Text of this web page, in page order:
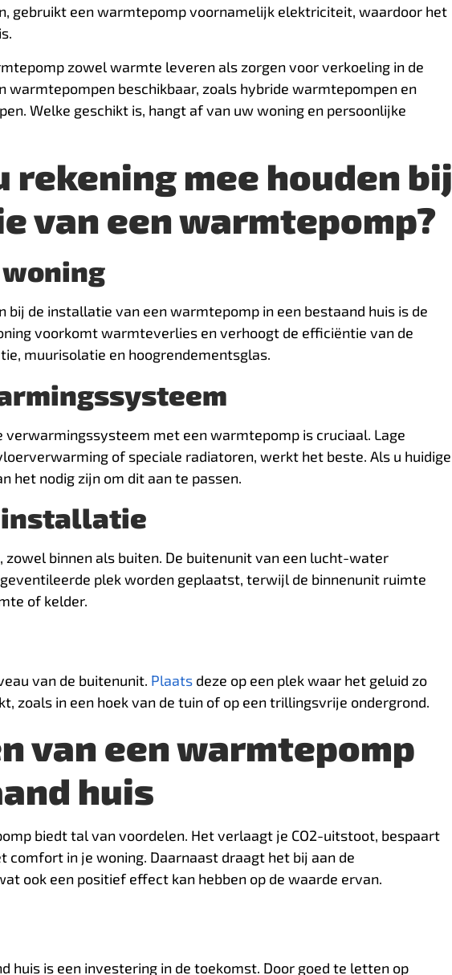
gebruikt een warmtepomp voornamelijk elektriciteit, waardoor het
zowel warmte leveren als zorgen voor verkoeling in de
warmtepompen beschikbaar, zoals hybride warmtepompen en
Welke geschikt is, hangt af van uw woning en persoonlijke
rekening mee houden bij
van een warmtepomp?
bij de installatie van een warmtepomp in een bestaand huis is de
voorkomt warmteverlies en verhoogt de efficiëntie van de
muurisolatie en hoogrendementsglas.
met een warmtepomp is cruciaal. Lage
of speciale radiatoren, werkt het beste. Als u huidige
het nodig zijn om dit aan te passen.
installatie
, zowel binnen als buiten. De buitenunit van een lucht-water
plek worden geplaatst, terwijl de binnenunit ruimte
of kelder.
van de buitenunit. Plaats deze op een plek waar het geluid zo
zoals in een hoek van de tuin of op een trillingsvrije ondergrond.
van een warmtepomp
huis
biedt tal van voordelen. Het verlaagt je CO2-uitstoot, bespaart
comfort in je woning. Daarnaast draagt het bij aan de
ook een positief effect kan hebben op de waarde ervan.
huis is een investering in de toekomst. Door goed te letten op